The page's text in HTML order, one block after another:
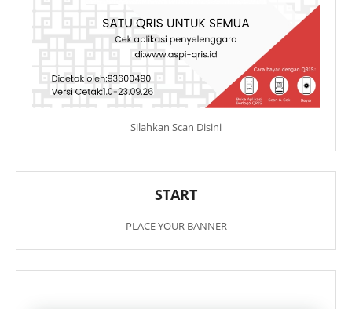
Silahkan Scan Disini
START
PLACE YOUR BANNER